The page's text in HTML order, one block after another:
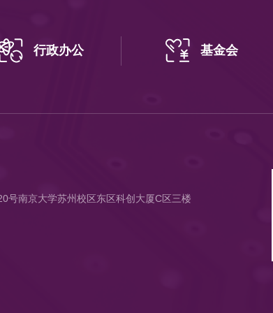
行政办公 基金会
号南京大学苏州校区东区科创大厦C区三楼